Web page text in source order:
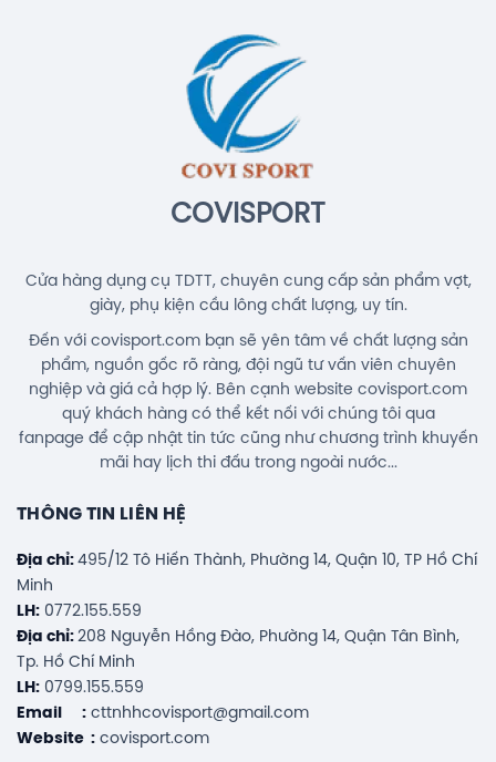
Cước Cầu Lông Gosen Ryzonic 69
Chính Hãng
150.000đ
Balo Cầu Lông Yonex BA52512
(White/Blue) Chính Hãng
1.690.000đ
COVISPORT
Cửa hàng dụng cụ TDTT, chuyên cung cấp sản phẩm vợt,
giày, phụ kiện cầu lông chất lượng, uy tín.
Đến với covisport.com bạn sẽ yên tâm về chất lượng sản
phẩm, nguồn gốc rõ ràng, đội ngũ tư vấn viên chuyên
nghiệp và giá cả hợp lý. Bên cạnh website covisport.com
quý khách hàng có thể kết nối với chúng tôi qua
fanpage để cập nhật tin tức cũng như chương trình khuyến
mãi hay lịch thi đấu trong ngoài nước...
THÔNG TIN LIÊN HỆ
Địa chỉ: 495/12 Tô Hiến Thành, Phường 14, Quận 10, TP Hồ Chí
Minh
LH: 0772.155.559
Địa chỉ: 208 Nguyễn Hồng Đào, Phường 14, Quận Tân Bình,
Tp. Hồ Chí Minh
LH: 0799.155.559
Email : cttnhhcovisport@gmail.com
Website : covisport.com